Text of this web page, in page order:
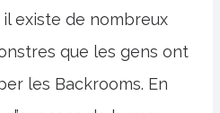
existe de nombreux
que les gens ont
les Backrooms. En